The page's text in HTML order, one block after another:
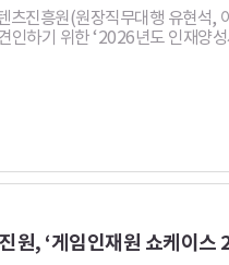
진흥원(원장직무대행 유현석
하기 위한 ‘2026년도 인재양
원, ‘게임인재원 쇼케이스